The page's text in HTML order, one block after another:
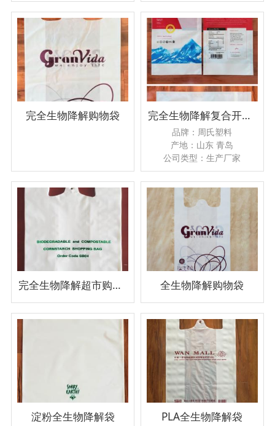
完全生物降解购物袋 完全生物降解复合开背条袋
品牌：周氏塑料
产地：山东 青岛
公司类型：生产厂家
尺寸：可定制
加印LOGO：是
贸易属性:内贸+外贸
起订量：可议
完全生物降解超市购物袋 全生物降解购物袋
淀粉全生物降解袋 PLA全生物降解袋